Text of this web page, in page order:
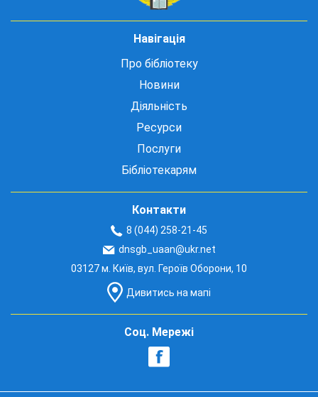
Навігація
Про бібліотеку
Новини
Діяльність
Ресурси
Послуги
Бібліотекарям
Контакти
8 (044) 258-21-45
dnsgb_uaan@ukr.net
03127 м. Київ, вул. Героїв Оборони, 10
Дивитись на мапі
Соц. Мережі